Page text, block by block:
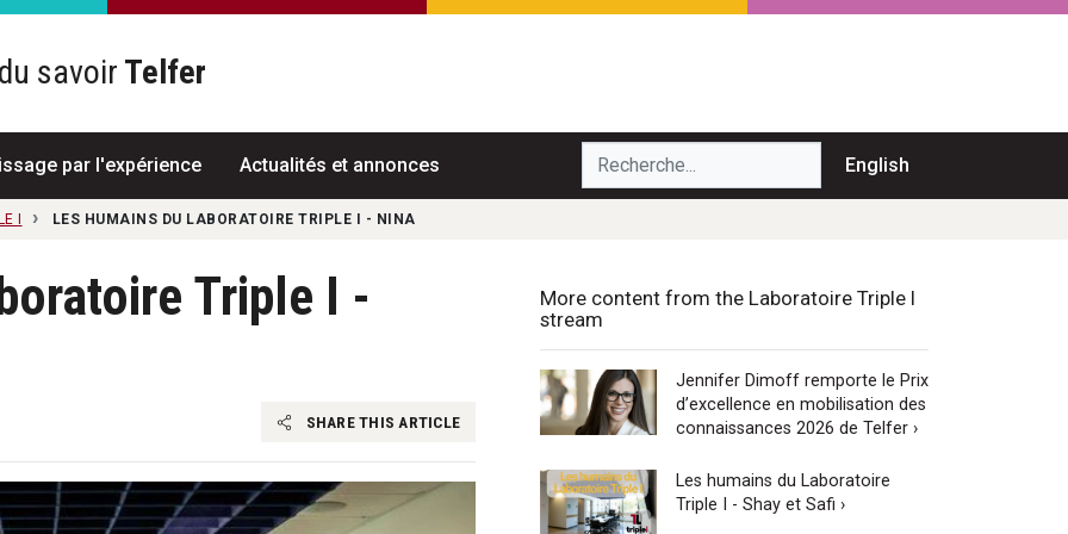
savoir Telfer
par l'expérience Actualités et annonces Recherche... English
I LES HUMAINS DU LABORATOIRE TRIPLE I - NINA
Triple I -
SHARE THIS ARTICLE
More content from the Laboratoire Triple I
stream
Jennifer Dimoff remporte le Prix
d’excellence en mobilisation des
connaissances 2026 de Telfer ›
Les humains du Laboratoire
Triple I - Shay et Safi ›